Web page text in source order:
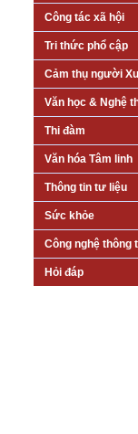
Công tác xã hội
Tri thức phổ cập
Cảm thụ người
Văn học & Nghệ
Thi đàm
Văn hóa Tâm linh
Thông tin tư liệu
Sức khỏe
Công nghệ thông
Hỏi đáp